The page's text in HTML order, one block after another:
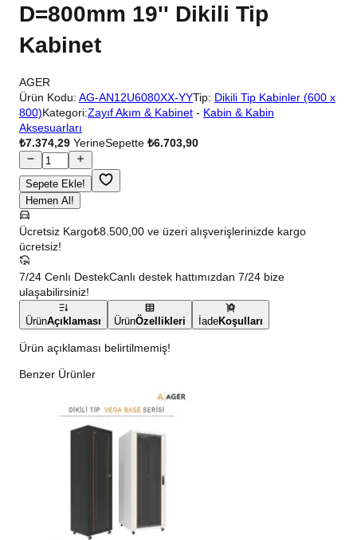
D=800mm 19'' Dikili Tip
Kabinet
AGER
Ürün Kodu: AG-AN12U6080XX-YYTip: Dikili Tip Kabinler (600 x
800)Kategori:Zayıf Akım & Kabinet - Kabin & Kabin
Aksesuarları
₺7.374,29 YerineSepette ₺6.703,90
Sepete Ekle!
Hemen Al!
Ücretsiz Kargo₺8.500,00 ve üzeri alışverişlerinizde kargo
ücretsiz!
7/24 Cenlı DestekCanlı destek hattımızdan 7/24 bize
ulaşabilirsiniz!
ÜrünAçıklaması ÜrünÖzellikleri İadeKoşulları
Ürün açıklaması belirtilmemiş!
Benzer Ürünler